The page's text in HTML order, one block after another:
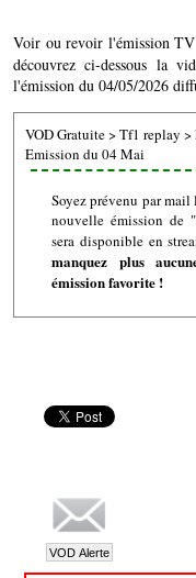
Voir ou revoir l'émission TV
découvrez ci-dessous la
l'émission du 04/05/2026
VOD Gratuite>Tf1 replay >
Emission du 04 Mai
Soyez prévenu par mail
nouvelle émission de
sera disponible en
manquez plus
émission favorite !